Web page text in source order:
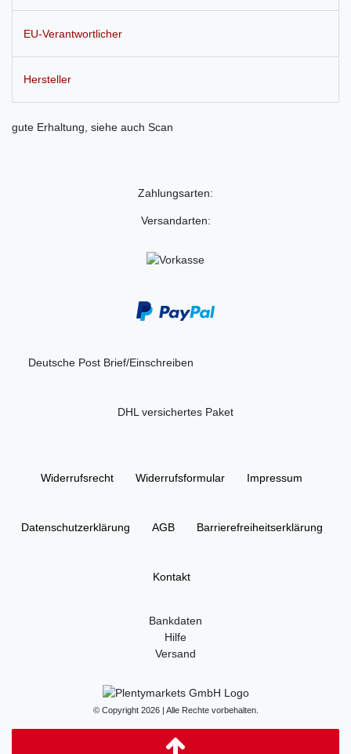
EU-Verantwortlicher
Hersteller
gute Erhaltung, siehe auch Scan
Zahlungsarten:
Versandarten:
Deutsche Post Brief/Einschreiben
DHL versichertes Paket
Widerrufs­recht Widerrufs­formular Impressum
Daten­schutz­erklärung AGB Barrierefreiheitserklärung
Kontakt
Bankdaten
Hilfe
Versand
© Copyright 2026 | Alle Rechte vorbehalten.